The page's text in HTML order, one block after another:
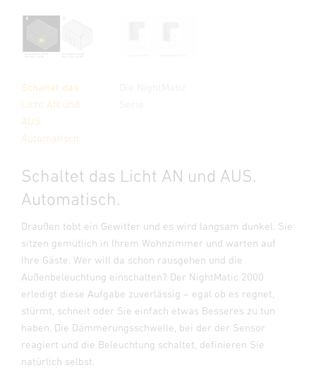
Schaltet das
Licht AN und
AUS.
Automatisch.
Schaltet das Licht AN und AUS.
Automatisch.
Draußen tobt ein Gewitter und es wird langsam dunkel. Sie
sitzen gemütlich in Ihrem Wohnzimmer und warten auf
Ihre Gäste. Wer will da schon rausgehen und die
Außenbeleuchtung einschalten? Der NightMatic 2000
erledigt diese Aufgabe zuverlässig – egal ob es regnet,
stürmt, schneit oder Sie einfach etwas Besseres zu tun
haben. Die Dämmerungsschwelle, bei der der Sensor
reagiert und die Beleuchtung schaltet, definieren Sie
natürlich selbst.